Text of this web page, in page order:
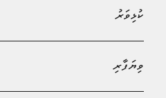
ކުޅިވަރު
ވިޔަފާރި